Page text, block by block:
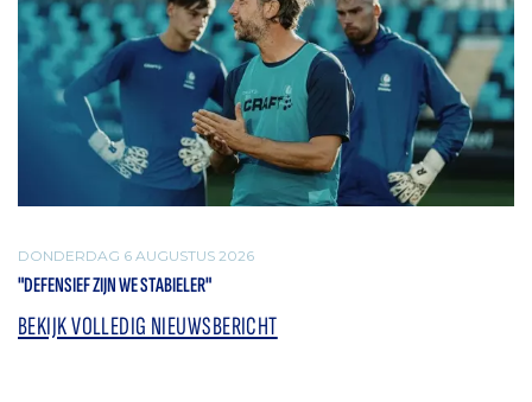
DONDERDAG 6 AUGUSTUS 2026
"DEFENSIEF ZIJN WE STABIELER"
BEKIJK VOLLEDIG NIEUWSBERICHT